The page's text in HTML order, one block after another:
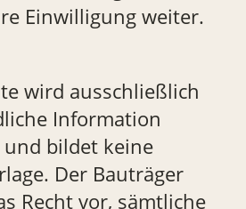
Einwilligung weiter.
wird ausschließlich
Information
bildet keine
Der Bauträger
Recht vor, sämtliche